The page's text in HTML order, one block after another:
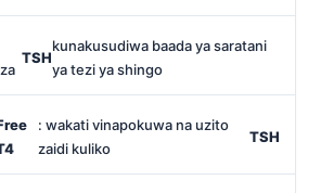
TSH
kunakusudiwa baada ya saratani
ya tezi ya shingo
: wakati vinapokuwa na uzito
zaidi kuliko
TSH